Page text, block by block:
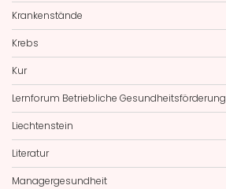
Krankenstände
Krebs
Kur
Lernforum Betriebliche Gesundheitsförderung
Liechtenstein
Literatur
Managergesundheit